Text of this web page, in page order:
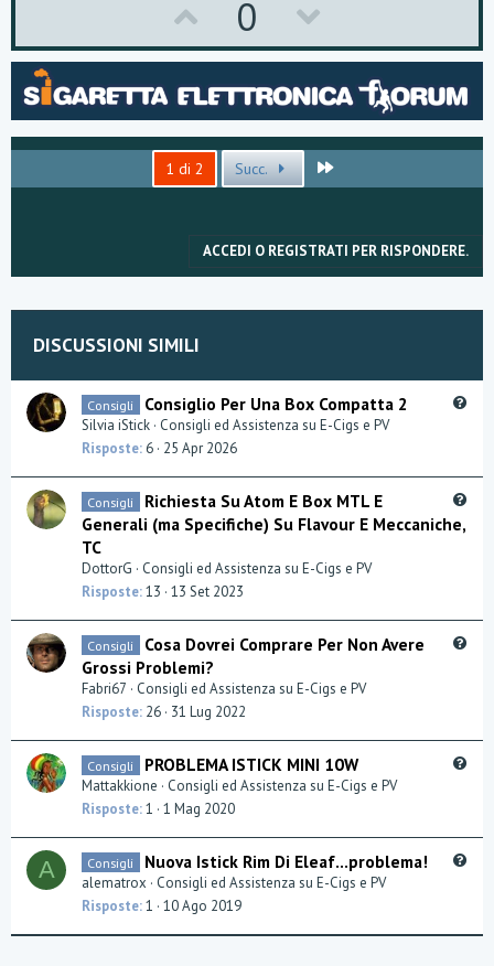
p
v
o
t
e
0
o
w
n
v
o
t
e
1 di 2 Succ.
ACCEDI O REGISTRATI PER RISPONDERE.
DISCUSSIONI SIMILI
Consigli Consiglio Per Una Box Compatta 2
Silvia iStick Consigli ed Assistenza su E-Cigs e PV
Risposte 6 25 Apr 2026
o
Consigli
Richiesta Su Atom E Box MTL E
Generali (ma Specifiche) Su Flavour E Meccaniche,
TC
DottorG
Consigli ed Assistenza su E-Cigs e PV
Risposte 13 13 Set 2023
i
Consigli
Cosa Dovrei Comprare Per Non Avere
Grossi Problemi?
Fabri67
Consigli ed Assistenza su E-Cigs e PV
Risposte 26 31 Lug 2022
Consigli PROBLEMA ISTICK MINI 10W
Mattakkione
Consigli ed Assistenza su E-Cigs e PV
Risposte 1 1 Mag 2020
A
t
Consigli Nuova Istick Rim Di Eleaf...problema!
alematrox
Consigli ed Assistenza su E-Cigs e PV
Risposte 1 10 Ago 2019